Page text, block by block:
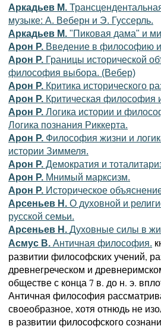
Аркадьев М.
музыке: А. Веберн и Э. Гуссерль.
Аркадьев М. "Пиковая дама" и
Арон Р. Введение в философию
Арон Р. Границы исторической
философия выбора. (Вебер)
Арон Р. Критика исторического
Арон Р. Критическая философия
Арон Р. Логика истории и
Логика познания Риккерта.
Арон Р. Философия жизни и
истории Зиммеля.
Арон Р. Демократия и
Арон Р. Мнимый марксизм.
Арон Р. Историческое
Арсеньев Н. О духовной и
русской семьи.
Арсеньев Н. Духовные силы в
Асмус В. Античная философия.
развитии философских учений,
древнегреческом и
обществе с конца 7 в. до н. э.
Античная философия
своеобразное, хотя отнюдь не
в развитии философского